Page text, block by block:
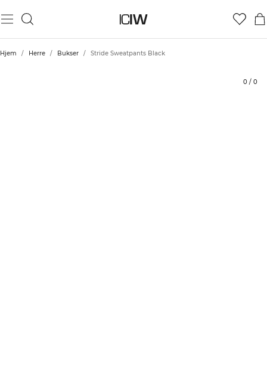
Hjem / Herre / Bukser / Stride Sweatpants Black
0 / 0